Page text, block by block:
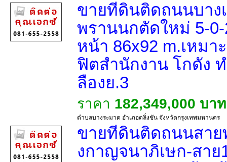
ขายที่ดินติดถนนบาง
พรานนกตัดใหม่ 5-0-
หน้า 86x92 m.เหม
ฟิตสำนักงาน โกดัง
ลืองย.3
ราคา 182,349,000 บาท
ตำบลบางระมาด อำเภอตลิ่งชัน จังหวัดกรุงเทพมหานคร
ขายที่ดินติดถนนสาย
งกาญจนาภิเษก-สาย